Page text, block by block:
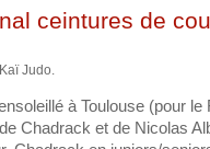
Toulouse
05/03/2018
ceintures de
Judo.
à Toulouse (pour
Chadrack et de Nicolas